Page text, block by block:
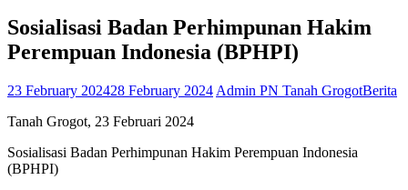
Sosialisasi Badan Perhimpunan Hakim
Perempuan Indonesia (BPHPI)
23 February 202428 February 2024 Admin PN Tanah GrogotBerita
Tanah Grogot, 23 Februari 2024
Sosialisasi Badan Perhimpunan Hakim Perempuan Indonesia
(BPHPI)